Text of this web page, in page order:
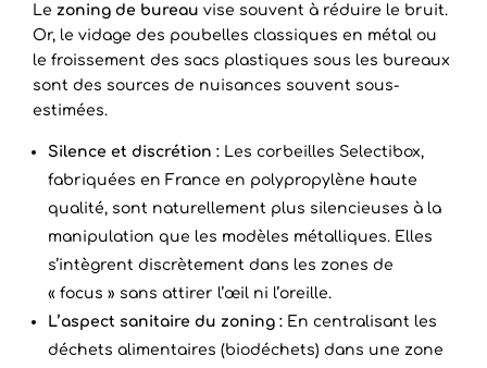
Le zoning de bureau vise souvent à réduire le bruit.
Or, le vidage des poubelles classiques en métal ou
le froissement des sacs plastiques sous les bureaux
sont des sources de nuisances souvent sous-
estimées.
Silence et discrétion : Les corbeilles Selectibox,
fabriquées en France en polypropylène haute
qualité, sont naturellement plus silencieuses à la
manipulation que les modèles métalliques. Elles
s’intègrent discrètement dans les zones de
« focus » sans attirer l’œil ni l’oreille.
L’aspect sanitaire du zoning : En centralisant les
déchets alimentaires (biodéchets) dans une zone